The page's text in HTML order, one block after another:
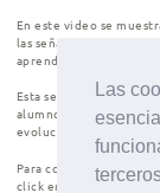
Las
En este video se
las señales viales o
aprenden las tácticas
Esta sesión tiene como
alumnos tienen que
evolucionando en su
Para conocer más en
click en el video “La